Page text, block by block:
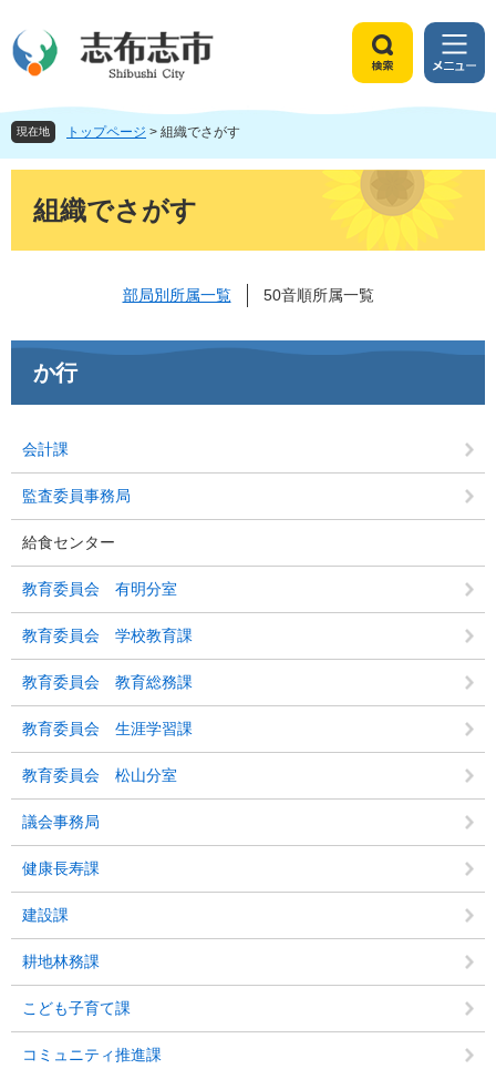
ジ
頭
す
ュ
飛
し
索
メ
ニ
ュ
現在地 トップページ > 組織でさがす
組織でさがす
部局別所属一覧 50音順所属一覧
か行
会計課
監査委員事務局
給食センター
教育委員会 有明分室
教育委員会 学校教育課
教育委員会 教育総務課
教育委員会 生涯学習課
教育委員会 松山分室
議会事務局
健康長寿課
建設課
耕地林務課
こども子育て課
コミュニティ推進課